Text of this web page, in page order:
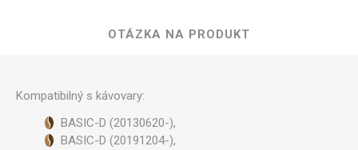
OTÁZKA NA PRODUKT
Kompatibilný s kávovary:
BASIC-D (20130620-),
BASIC-D (20191204-),